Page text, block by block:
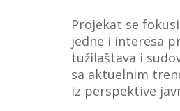
Projekat se
jedne i interesa
tužilaštava i
sa aktuelnim
iz perspektive